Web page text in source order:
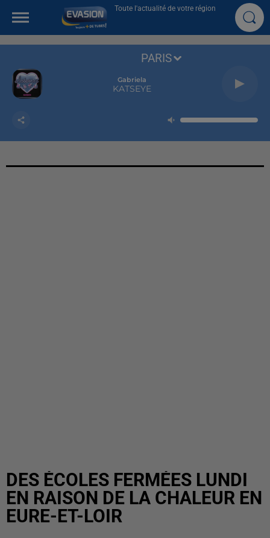
Toute l'actualité de votre région
Gabriela
KATSEYE
PARIS
DES ÉCOLES FERMÉES LUNDI
EN RAISON DE LA CHALEUR EN
EURE-ET-LOIR